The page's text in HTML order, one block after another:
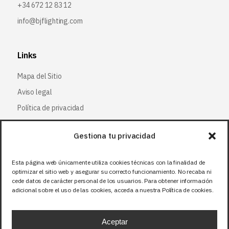
Gestiona tu privacidad
Esta página web únicamente utiliza cookies técnicas con la finalidad de
optimizar el sitio web y asegurar su correcto funcionamiento. No recaba ni
cede datos de carácter personal de los usuarios. Para obtener información
adicional sobre el uso de las cookies, acceda a nuestra Política de cookies.
Aceptar
+34 672 12 83 12
info@bjflighting.com
Links
Mapa del Sitio
Aviso legal
Política de privacidad
Política de cookies
Síguenos
Facebook
X (Twitter)
Instagram